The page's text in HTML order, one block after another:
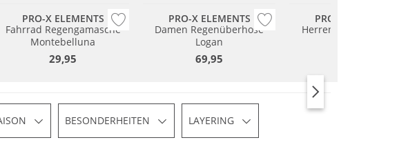
PRO-X ELEMENTS
Fahrrad Regengamasche
Montebelluna
29,95
PRO-X ELEMENTS
Damen Regenüberhose
Logan
69,95
PRO-X ELEMENTS
Herren
BESONDERHEITEN LAYERING